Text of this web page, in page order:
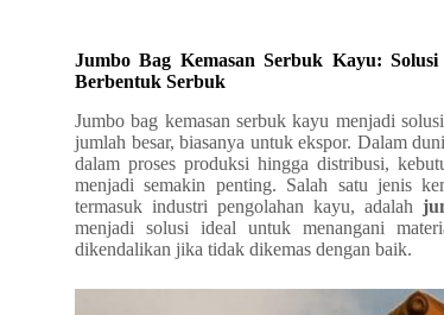
Jumbo Bag Kemasan Serbuk Kayu:
Berbentuk Serbuk
Jumbo bag kemasan serbuk kayu menjadi
jumlah besar, biasanya untuk ekspor. Dalam
dalam proses produksi hingga distribusi,
menjadi semakin penting. Salah satu jenis
termasuk industri pengolahan kayu, adalah
menjadi solusi ideal untuk menangani
dikendalikan jika tidak dikemas dengan baik.